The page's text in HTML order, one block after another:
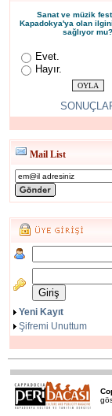
Sanat ve müzik
Kapadokya'ya olan
sağlıyor mu?
Evet.
Hayır.
Mail List
Yeni Kayıt
Şifremi Unuttum